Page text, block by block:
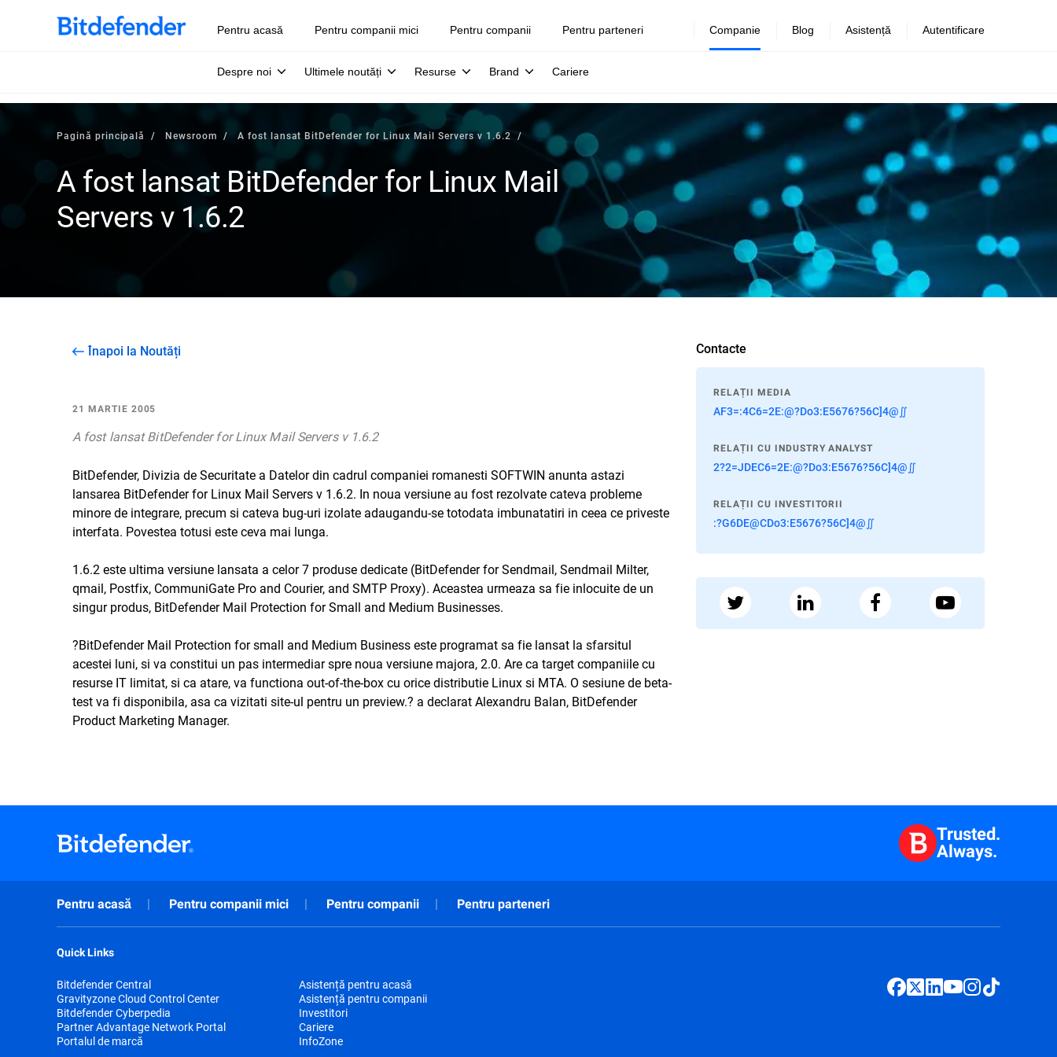
Pentru acasă Pentru companii mici Pentru companii Pentru parteneri Companie
Despre noi Ultimele noutăți Resurse Brand Cariere
Blog Asistență Autentificare
Pagină principală Newsroom A fost lansat BitDefender for Linux Mail Servers v 1.6.2
A fost lansat BitDefender for Linux Mail
Servers v 1.6.2
Înapoi la Noutăți
21 MARTIE 2005
A fost lansat BitDefender for Linux Mail Servers v 1.6.2
BitDefender, Divizia de Securitate a Datelor din cadrul companiei romanesti SOFTWIN anunta astazi
lansarea BitDefender for Linux Mail Servers v 1.6.2. In noua versiune au fost rezolvate cateva probleme
minore de integrare, precum si cateva bug-uri izolate adaugandu-se totodata imbunatatiri in ceea ce priveste
interfata. Povestea totusi este ceva mai lunga.
1.6.2 este ultima versiune lansata a celor 7 produse dedicate (BitDefender for Sendmail, Sendmail Milter,
qmail, Postfix, CommuniGate Pro and Courier, and SMTP Proxy). Aceastea urmeaza sa fie inlocuite de un
singur produs, BitDefender Mail Protection for Small and Medium Businesses.
?BitDefender Mail Protection for small and Medium Business este programat sa fie lansat la sfarsitul
acestei luni, si va constitui un pas intermediar spre noua versiune majora, 2.0. Are ca target companiile cu
resurse IT limitat, si ca atare, va functiona out-of-the-box cu orice distributie Linux si MTA. O sesiune de beta-
test va fi disponibila, asa ca vizitati site-ul pentru un preview.? a declarat Alexandru Balan, BitDefender
Product Marketing Manager.
Contacte
RELAȚII MEDIA
AF3=:4C6=2E:@?Do3:E5676?56C]4@∬
RELAȚII CU INDUSTRY ANALYST
2?2=JDEC6=2E:@?Do3:E5676?56C]4@∬
RELAȚII CU INVESTITORII
:?G6DE@CDo3:E5676?56C]4@∬
Trusted.
Always.
Pentru acasă Pentru companii mici Pentru companii Pentru parteneri
Quick Links
Bitdefender Central
Gravityzone Cloud Control Center
Bitdefender Cyberpedia
Partner Advantage Network Portal
Portalul de marcă
Asistență pentru acasă
Asistență pentru companii
Investitori
Cariere
InfoZone